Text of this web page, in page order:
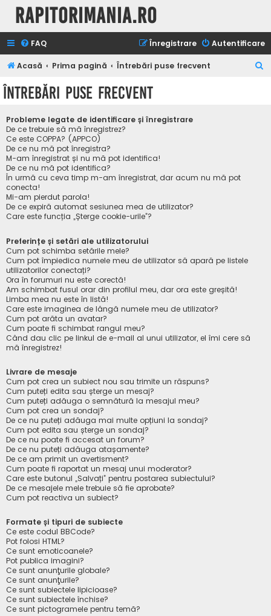
Rapitorimania.ro
FAQ Autentificare
Înregistrare
Acasă Prima pagină Întrebări puse frecvent
Întrebări puse frecvent
Probleme legate de identificare și înregistrare
De ce trebuie să mă înregistrez?
Ce este COPPA? (APPCO)
De ce nu mă pot înregistra?
M-am înregistrat și nu mă pot identifica!
De ce nu mă pot identifica?
În urmă cu ceva timp m-am înregistrat, dar acum nu mă pot
conecta!
Mi-am pierdut parola!
De ce expiră automat sesiunea mea de utilizator?
Care este funcția „Șterge cookie-urile”?
Preferințe și setări ale utilizatorului
Cum pot schimba setările mele?
Cum pot împiedica numele meu de utilizator să apară pe listele
utilizatorilor conectați?
Ora în forumuri nu este corectă!
Am schimbat fusul orar din profilul meu, dar ora este greșită!
Limba mea nu este în listă!
Care este imaginea de lângă numele meu de utilizator?
Cum pot arăta un avatar?
Cum poate fi schimbat rangul meu?
Când dau clic pe linkul de e-mail al unui utilizator, el îmi cere să
mă înregistrez!
Livrare de mesaje
Cum pot crea un subiect nou sau trimite un răspuns?
Cum puteți edita sau șterge un mesaj?
Cum puteți adăuga o semnătură la mesajul meu?
Cum pot crea un sondaj?
De ce nu puteți adăuga mai multe opțiuni la sondaj?
Cum pot edita sau șterge un sondaj?
De ce nu poate fi accesat un forum?
De ce nu puteți adăuga atașamente?
De ce am primit un avertisment?
Cum poate fi raportat un mesaj unui moderator?
Care este butonul „Salvați” pentru postarea subiectului?
De ce mesajele mele trebuie să fie aprobate?
Cum pot reactiva un subiect?
Formate și tipuri de subiecte
Ce este codul BBCode?
Pot folosi HTML?
Ce sunt emoticoanele?
Pot publica imagini?
Ce sunt anunţurile globale?
Ce sunt anunţurile?
Ce sunt subiectele lipicioase?
Ce sunt subiectele închise?
Ce sunt pictogramele pentru temă?